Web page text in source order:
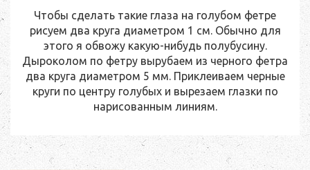
Чтобы сделать такие глаза на голубом фетре
рисуем два круга диаметром 1 см. Обычно для
этого я обвожу какую-нибудь полубусину.
Дыроколом по фетру вырубаем из черного фетра
два круга диаметром 5 мм. Приклеиваем черные
круги по центру голубых и вырезаем глазки по
нарисованным линиям.